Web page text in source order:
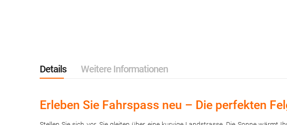
Details
Erleben Sie Fahrspass neu – Die perfekten
Weitere Informationen